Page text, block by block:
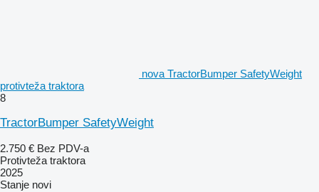
nova TractorBumper SafetyWeight
protivteža traktora
8
TractorBumper SafetyWeight
2.750 € Bez PDV-a
Protivteža traktora
2025
Stanje novi